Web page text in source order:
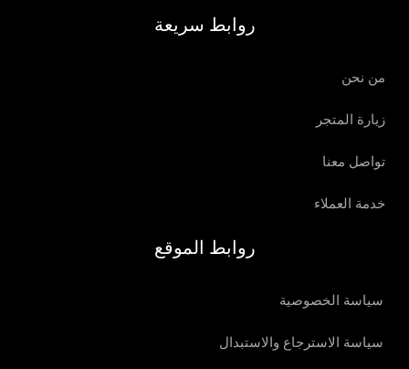
روابط سريعة
من نحن
زيارة المتجر
تواصل معنا
خدمة العملاء
روابط الموقع
سياسة الخصوصية
سياسة الاسترجاع والاستبدال